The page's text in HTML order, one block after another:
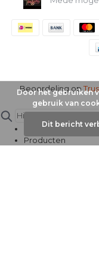
Beoordeling op
Door het gebruiken
gebruik van
Dit bericht
Producten